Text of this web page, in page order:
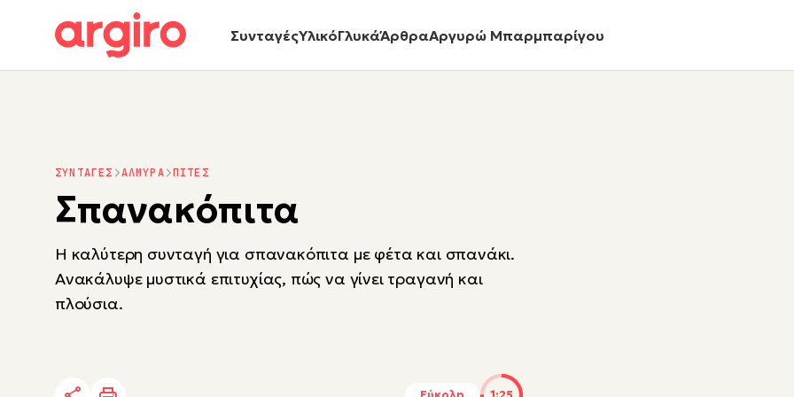
ΣυνταγέςΥλικόΓλυκάΆρθραΑργυρώ Μπαρμπαρίγου
ΣΥΝΤΑΓΕΣ ΑΛΜΥΡΑ ΠΙΤΕΣ
Σπανακόπιτα
Η καλύτερη συνταγή για σπανακόπιτα με φέτα και σπανάκι.
Ανακάλυψε μυστικά επιτυχίας, πώς να γίνει τραγανή και
πλούσια.